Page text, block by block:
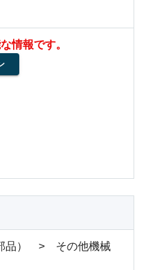
情報です。
部品） > その他機械